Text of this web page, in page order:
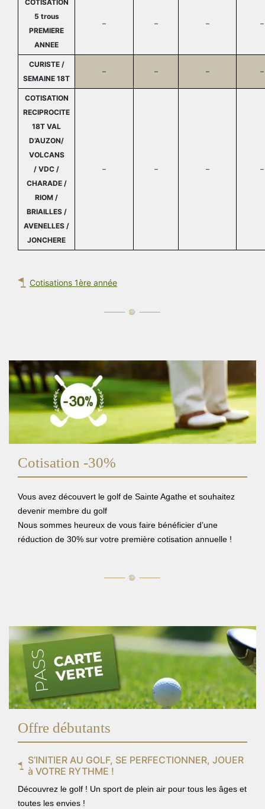
COTISATION
5 trous
PREMIERE
ANNEE
– – – –
CURISTE /
SEMAINE 18T
– – – –
COTISATION
RECIPROCITE
18T VAL
D’AUZON/
VOLCANS
/ VDC /
CHARADE /
RIOM /
BRIAILLES /
AVENELLES /
JONCHERE
– – – –
Cotisations 1ère année
Cotisation -30%
Vous avez découvert le golf de Sainte Agathe et souhaitez
devenir membre du golf
Nous sommes heureux de vous faire bénéficier d’une
réduction de 30% sur votre première cotisation annuelle !
Offre débutants
S’INITIER AU GOLF, SE PERFECTIONNER, JOUER
à VOTRE RYTHME !
Découvrez le golf ! Un sport de plein air pour tous les âges et
toutes les envies !